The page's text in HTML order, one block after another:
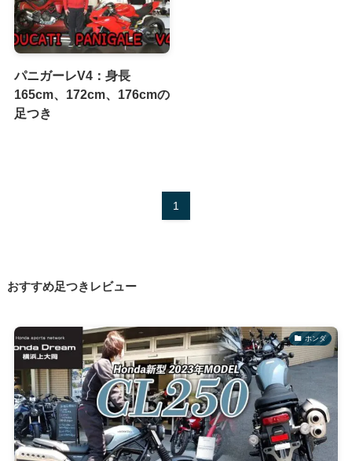
パニガーレV4：身長
165cm、172cm、176cmの
足つき
1
おすすめ足つきレビュー
ホンダ